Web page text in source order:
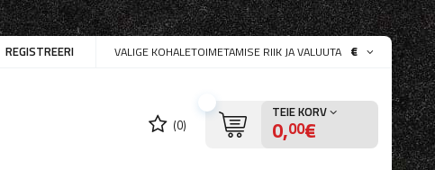
REGISTREERI VALIGE KOHALETOIMETAMISE RIIK JA VALUUTA €
(0)
TEIE KORV
0,00€